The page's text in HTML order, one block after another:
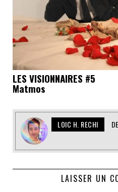
LES VISIONNAIRES #5
Matmos
LOIC H. RECHI
LAISSER UN